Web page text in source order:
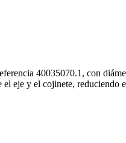
40035070.1, con
eje y el cojinete, reduciendo